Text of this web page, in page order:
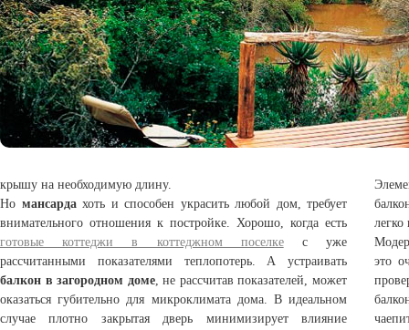
крышу на необходимую длину.
Но мансардахоть и способен украсить любой дом, требует
внимательного отношения к постройке. Хорошо, когда есть
готовые коттеджи в коттеджном поселкес уже
рассчитанными показателями теплопотерь. А устраивать
балкон в загородном доме, не рассчитав показателей, может
оказаться губительно для микроклимата дома. В идеальном
случае плотно закрытая дверь минимизирует влияние
это